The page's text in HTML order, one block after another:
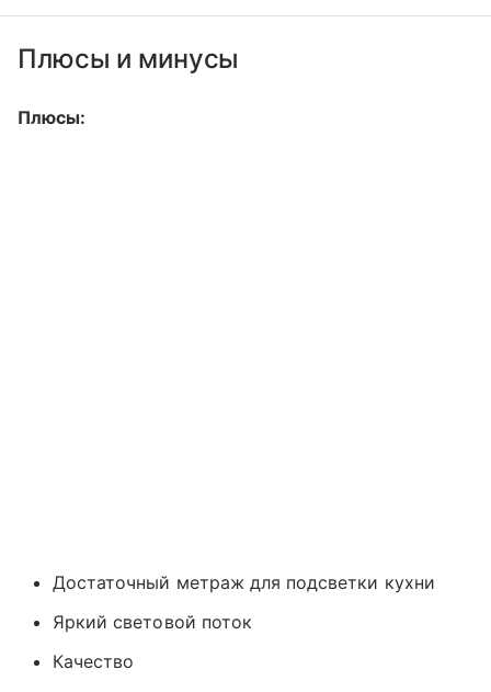
Плюсы и минусы
Плюсы:
Достаточный метраж для подсветки кухни
Яркий световой поток
Качество